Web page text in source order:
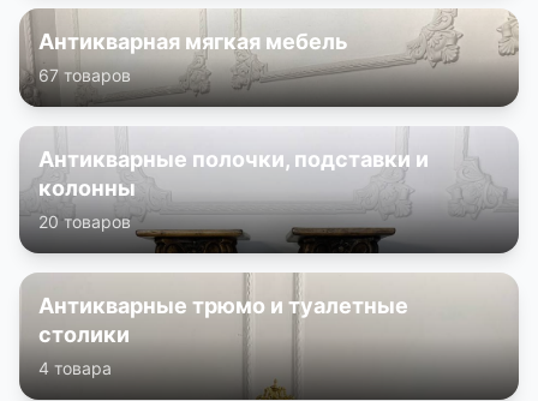
Антикварная мягкая мебель
67 товаров
Антикварные полочки, подставки и
колонны
20 товаров
Антикварные трюмо и туалетные
столики
4 товара